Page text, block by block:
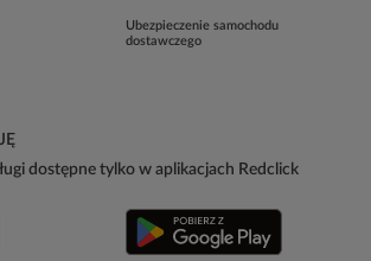
Ubezpieczenie samochodu
dostawczego
dostępne tylko w aplikacjach Redclick